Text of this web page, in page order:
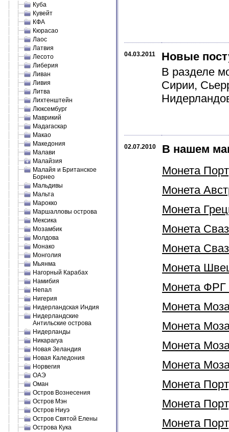
Куба
Кувейт
КФА
Кюрасао
Лаос
Латвия
Лесото
Либерия
Ливан
Ливия
Литва
Лихтенштейн
Люксембург
Маврикий
Мадагаскар
Макао
Македония
Малави
Малайзия
Малайя и Британское
Борнео
Мальдивы
Мальта
Марокко
Маршалловы острова
Мексика
Мозамбик
Молдова
Монако
Монголия
Мьянма
Нагорный Карабах
Намибия
Непал
Нигерия
Нидерландская Индия
Нидерландские
Антильские острова
Нидерланды
Никарагуа
Новая Зеландия
Новая Каледония
Норвегия
ОАЭ
Оман
Остров Вознесения
Остров Мэн
Остров Ниуэ
Остров Святой Елены
Острова Кука
04.03.2011
Новые
В разделе
Сирии,
02.07.2010
В нашем
Монета
Монета
Монета
Монета
Монета
Монета
Монета ФРГ
Монета
Монета
Монета
Монета
Монета
Монета
Монета